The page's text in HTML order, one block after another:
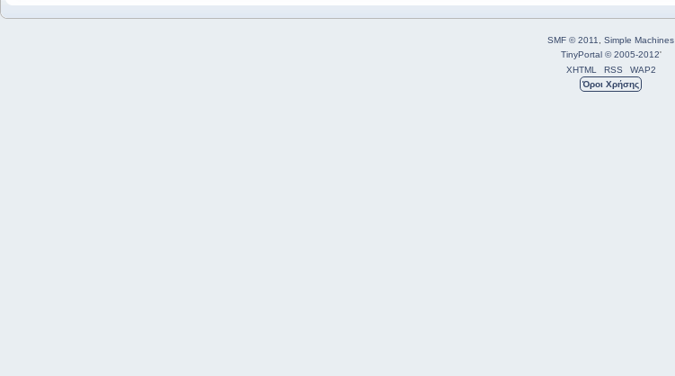
SMF © 2011, Simple Machines
TinyPortal © 2005-2012'
XHTML
RSS
WAP2
Όροι Χρήσης